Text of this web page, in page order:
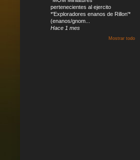
pertenecientes al ejercito
*'Exploradores enanos de Rillon'*
(enanos/gnom...
Hace 1 mes
Mostrar todo